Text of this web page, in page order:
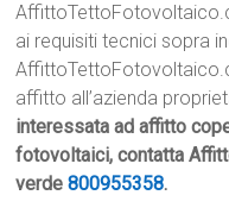
ai requisiti tecnici sopra
affitto all’azienda
interessata ad affitto
fotovoltaici, contatta
verde800955358.